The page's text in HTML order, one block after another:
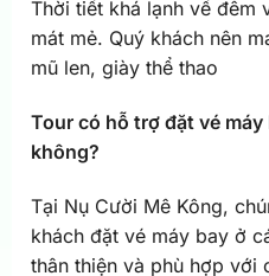
Thời tiết khá lạnh về đêm
mát mẻ. Quý khách nên
mũ len, giày thể thao
Tour có hỗ trợ đặt vé
không?
Tại Nụ Cười Mê Kông,
khách đặt vé máy bay ở
thân thiện và phù hợp với